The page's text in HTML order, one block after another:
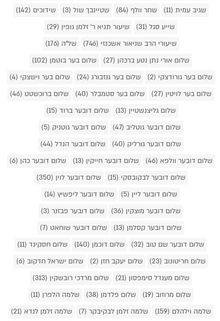
שגיב עמית (11)
שחר וולף (84) שטיינבך שול (3)
שידוכים (142)
שייע סגל (31)
שיעור תניא ר' זלמן גופין (29)
שיעורי הרב שניאור אשכנזי (746)
של"ה (176)
שלום אורי נתן נטע ברכהן (27)
שלום בער בוטמן (102)
שלום בער גורודצקי (2)
שלום בער גנזבורג (24)
שלום בער וישצקי (4)
שלום בער לויטין (27)
שלום בער סטמבלר (40)
שלום ברוכשטט (46)
שלום גליצנשטיין (13)
שלום דובער ברוד (15)
שלום דובער גוטליב (47)
שלום דובער גוטניק (5)
שלום דובער גורליק (40)
שלום דובער הנדל (44)
שלום דובער וולפא (46)
שלום דובער חייקין (13)
שלום דובער כהן (6)
שלום דובער לבקובסקי (15)
שלום דובער לוין (350)
שלום דובער ליין (5)
שלום דובער ליפשיץ (14)
שלום דובער מוצקין (36)
שלום דובער פבזנר (3)
שלום דובער קסלמן (13)
שלום דובער שוחאט (7)
שלום דובער שם טוב (32)
שלום דוכמן (140)
שלום חסקינד (11)
שלום חריטונוב (23)
שלום יעקב חזן (2)
שלום ישראל חדקוב (6)
שלום מענדל סימפסון (21)
שלום מרדכי רובשקין (313)
שלום מרוזוב (19)
שלום פלדמן (38)
שלמה הלפרן (11)
שלמה וילהלם (159)
שלמה זלמן לבקיבקר (7)
שלמה זלמן לנדא (21)